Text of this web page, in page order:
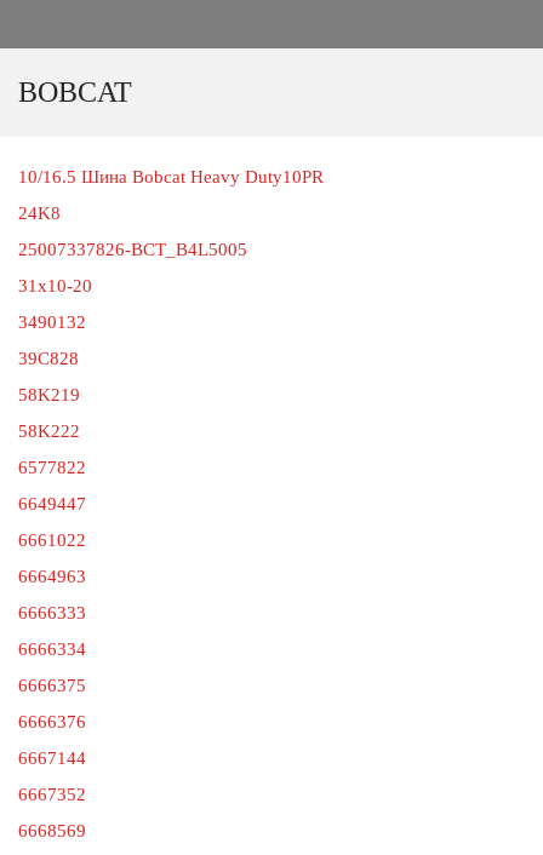
BOBCAT
10/16.5 Шина Bobcat Heavy Duty10PR
24K8
25007337826-ВСТ_В4L5005
31x10-20
3490132
39C828
58K219
58K222
6577822
6649447
6661022
6664963
6666333
6666334
6666375
6666376
6667144
6667352
6668569